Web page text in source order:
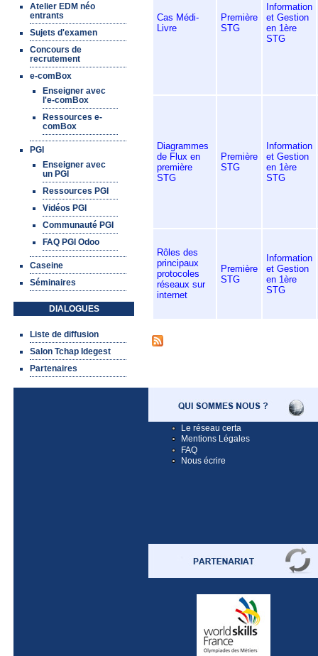
Atelier EDM néo
entrants
Sujets d'examen
Concours de
recrutement
e-comBox
Enseigner avec
l'e-comBox
Ressources e-
comBox
PGI
Enseigner avec
un PGI
Ressources PGI
Vidéos PGI
Communauté PGI
FAQ PGI Odoo
Caseine
Séminaires
DIALOGUES
Liste de diffusion
Salon Tchap Idegest
Partenaires
Cas Médi-
Livre
Première
STG
Information
et Gestion
en 1ère
STG
Diagrammes
de Flux en
première
STG
Première
STG
Information
et Gestion
en 1ère
STG
Rôles des
principaux
protocoles
réseaux sur
internet
Première
STG
Information
et Gestion
en 1ère
STG
Pages
Le réseau certa
Mentions Légales
FAQ
Nous écrire